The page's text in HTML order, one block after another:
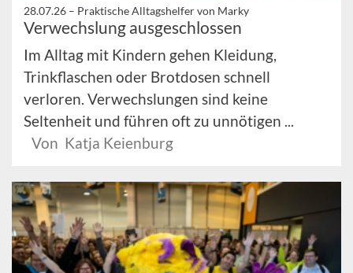
28.07.26 – Praktische Alltagshelfer von Marky
Verwechslung ausgeschlossen
Im Alltag mit Kindern gehen Kleidung,
Trinkflaschen oder Brotdosen schnell
verloren. Verwechslungen sind keine
Seltenheit und führen oft zu unnötigen ...
Von Katja Keienburg